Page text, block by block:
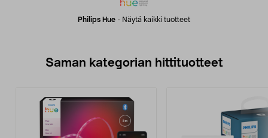
Philips Hue - Näytä kaikki tuotteet
Saman kategorian hittituotteet